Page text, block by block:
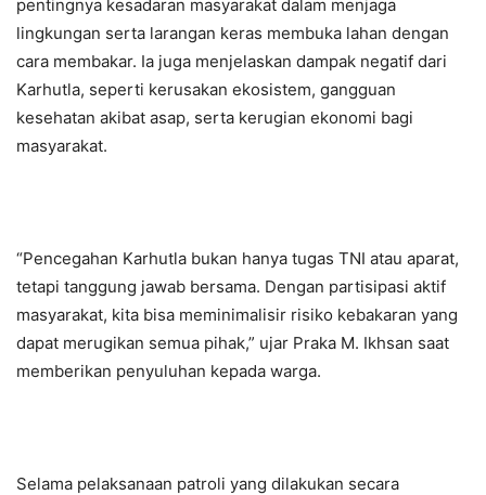
pentingnya kesadaran masyarakat dalam menjaga
lingkungan serta larangan keras membuka lahan dengan
cara membakar. Ia juga menjelaskan dampak negatif dari
Karhutla, seperti kerusakan ekosistem, gangguan
kesehatan akibat asap, serta kerugian ekonomi bagi
masyarakat.
“Pencegahan Karhutla bukan hanya tugas TNI atau aparat,
tetapi tanggung jawab bersama. Dengan partisipasi aktif
masyarakat, kita bisa meminimalisir risiko kebakaran yang
dapat merugikan semua pihak,” ujar Praka M. Ikhsan saat
memberikan penyuluhan kepada warga.
Selama pelaksanaan patroli yang dilakukan secara